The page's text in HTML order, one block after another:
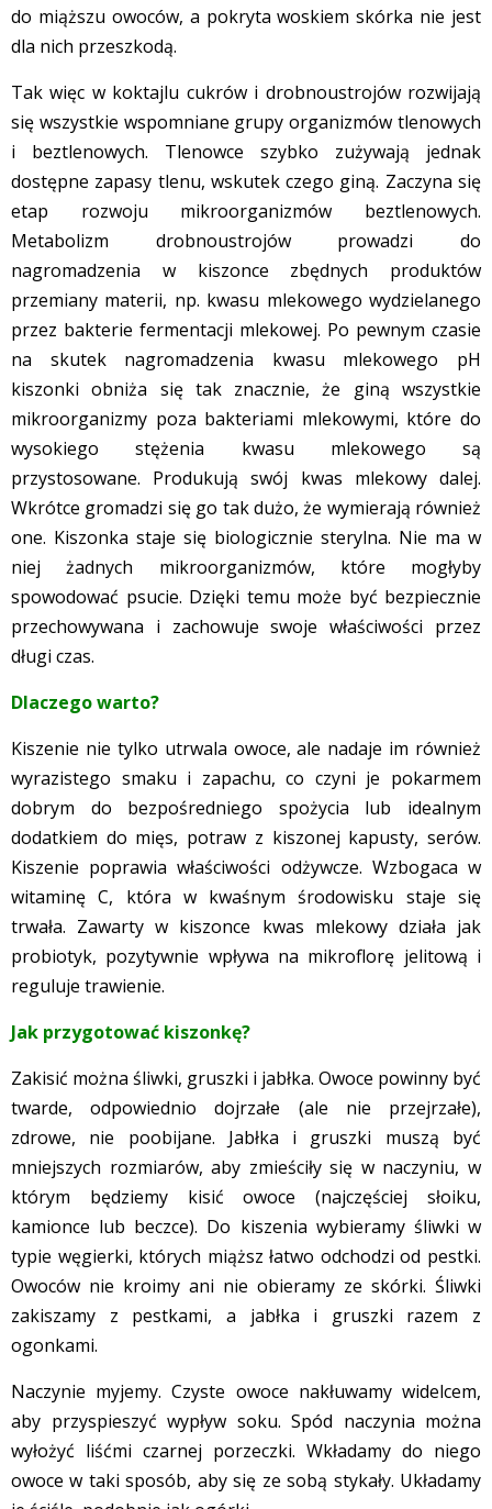
do miąższu owoców, a pokryta woskiem skórka nie jest
dla nich przeszkodą.
Tak więc w koktajlu cukrów i drobnoustrojów rozwijają
się wszystkie wspomniane grupy organizmów tlenowych
i beztlenowych. Tlenowce szybko zużywają jednak
dostępne zapasy tlenu, wskutek czego giną. Zaczyna się
etap rozwoju mikroorganizmów beztlenowych.
Metabolizm drobnoustrojów prowadzi do
nagromadzenia w kiszonce zbędnych produktów
przemiany materii, np. kwasu mlekowego wydzielanego
przez bakterie fermentacji mlekowej. Po pewnym czasie
na skutek nagromadzenia kwasu mlekowego pH
kiszonki obniża się tak znacznie, że giną wszystkie
mikroorganizmy poza bakteriami mlekowymi, które do
wysokiego stężenia kwasu mlekowego są
przystosowane. Produkują swój kwas mlekowy dalej.
Wkrótce gromadzi się go tak dużo, że wymierają również
one. Kiszonka staje się biologicznie sterylna. Nie ma w
niej żadnych mikroorganizmów, które mogłyby
spowodować psucie. Dzięki temu może być bezpiecznie
przechowywana i zachowuje swoje właściwości przez
długi czas.
Dlaczego warto?
Kiszenie nie tylko utrwala owoce, ale nadaje im również
wyrazistego smaku i zapachu, co czyni je pokarmem
dobrym do bezpośredniego spożycia lub idealnym
dodatkiem do mięs, potraw z kiszonej kapusty, serów.
Kiszenie poprawia właściwości odżywcze. Wzbogaca w
witaminę C, która w kwaśnym środowisku staje się
trwała. Zawarty w kiszonce kwas mlekowy działa jak
probiotyk, pozytywnie wpływa na mikroflorę jelitową i
reguluje trawienie.
Jak przygotować kiszonkę?
Zakisić można śliwki, gruszki i jabłka. Owoce powinny być
twarde, odpowiednio dojrzałe (ale nie przejrzałe),
zdrowe, nie poobijane. Jabłka i gruszki muszą być
mniejszych rozmiarów, aby zmieściły się w naczyniu, w
którym będziemy kisić owoce (najczęściej słoiku,
kamionce lub beczce). Do kiszenia wybieramy śliwki w
typie węgierki, których miąższ łatwo odchodzi od pestki.
Owoców nie kroimy ani nie obieramy ze skórki. Śliwki
zakiszamy z pestkami, a jabłka i gruszki razem z
ogonkami.
Naczynie myjemy. Czyste owoce nakłuwamy widelcem,
aby przyspieszyć wypływ soku. Spód naczynia można
wyłożyć liśćmi czarnej porzeczki. Wkładamy do niego
owoce w taki sposób, aby się ze sobą stykały. Układamy